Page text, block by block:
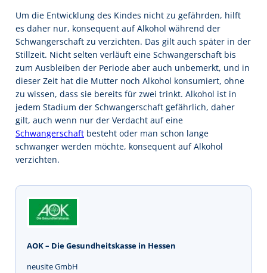
Um die Entwicklung des Kindes nicht zu gefährden, hilft
es daher nur, konsequent auf Alkohol während der
Schwangerschaft zu verzichten. Das gilt auch später in der
Stillzeit. Nicht selten verläuft eine Schwangerschaft bis
zum Ausbleiben der Periode aber auch unbemerkt, und in
dieser Zeit hat die Mutter noch Alkohol konsumiert, ohne
zu wissen, dass sie bereits für zwei trinkt. Alkohol ist in
jedem Stadium der Schwangerschaft gefährlich, daher
gilt, auch wenn nur der Verdacht auf eine
Schwangerschaft besteht oder man schon lange
schwanger werden möchte, konsequent auf Alkohol
verzichten.
AOK – Die Gesundheitskasse in Hessen
neusite GmbH